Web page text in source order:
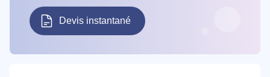
Devis instantané